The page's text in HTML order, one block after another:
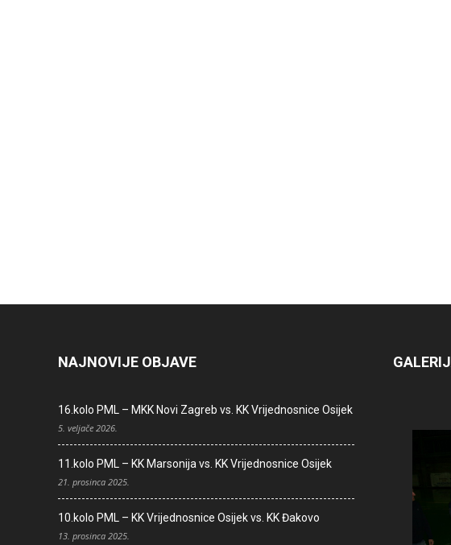
NAJNOVIJE OBJAVE
16.kolo PML – MKK Novi Zagreb vs. KK Vrijednosnice Osijek
5. veljače 2026.
11.kolo PML – KK Marsonija vs. KK Vrijednosnice Osijek
21. prosinca 2025.
10.kolo PML – KK Vrijednosnice Osijek vs. KK Đakovo
13. prosinca 2025.